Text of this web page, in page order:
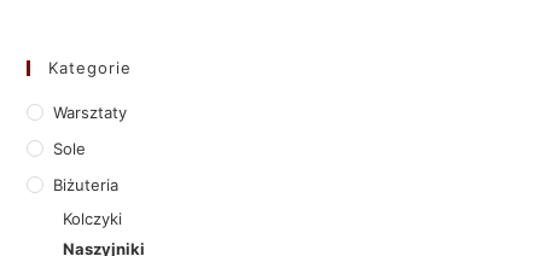
Kategorie
Warsztaty
Sole
Biżuteria
Kolczyki
Naszyjniki